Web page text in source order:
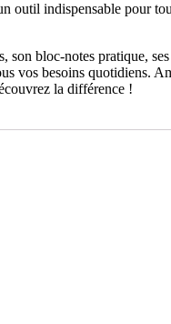
outil indispensable pour
son bloc-notes pratique, ses
vos besoins quotidiens.
la différence !